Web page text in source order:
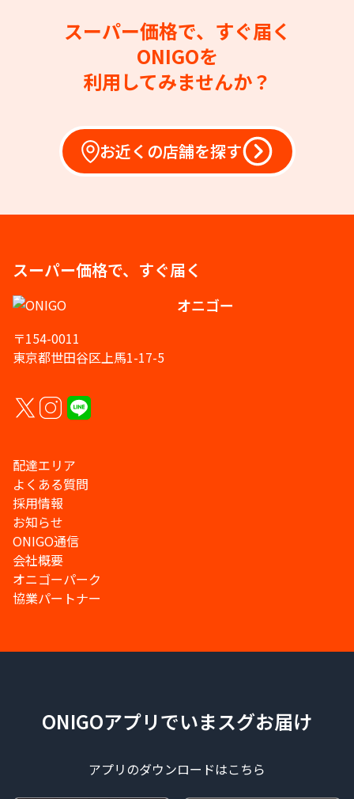
スーパー価格で、すぐ届く
ONIGOを
利用してみませんか？
お近くの店舗を探す
スーパー価格で、すぐ届く
オニゴー
〒154-0011
東京都世田谷区上馬1-17-5
配達エリア
よくある質問
採用情報
お知らせ
ONIGO通信
会社概要
オニゴーパーク
協業パートナー
ONIGOアプリでいまスグお届け
アプリのダウンロードはこちら